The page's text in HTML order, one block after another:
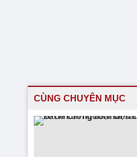
CÙNG CHUYÊN MỤC